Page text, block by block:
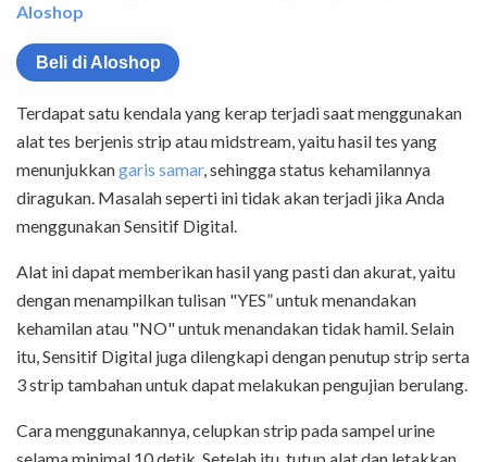
Aloshop
Beli di Aloshop
Terdapat satu kendala yang kerap terjadi saat menggunakan
alat tes berjenis strip atau midstream, yaitu hasil tes yang
menunjukkangaris samar, sehingga status kehamilannya
diragukan. Masalah seperti ini tidak akan terjadi jika Anda
menggunakan Sensitif Digital.
Alat ini dapat memberikan hasil yang pasti dan akurat, yaitu
dengan menampilkan tulisan "YES” untuk menandakan
kehamilan atau "NO" untuk menandakan tidak hamil. Selain
itu, Sensitif Digital juga dilengkapi dengan penutup strip serta
3 strip tambahan untuk dapat melakukan pengujian berulang.
Cara menggunakannya, celupkan strip pada sampel urine